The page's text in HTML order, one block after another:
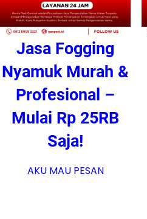
Jasa Fogging
Nyamuk Murah &
Profesional –
Mulai Rp 25RB
Saja!
AKU MAU PESAN